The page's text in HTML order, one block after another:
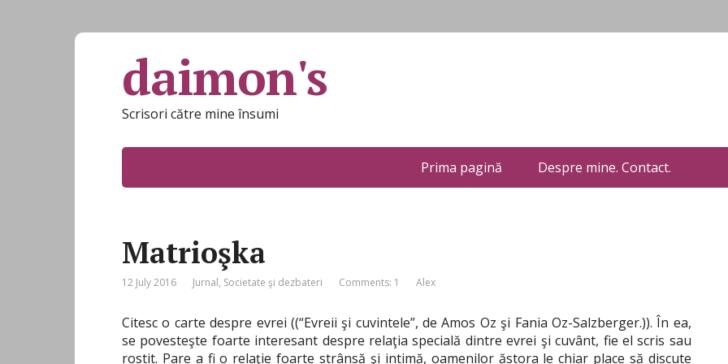
daimon's
Scrisori către mine însumi
Prima pagină Despre mine. Contact.
Matrioşka
12 July 2016 Jurnal, Societate şi dezbateri Comments: 1 Alex
Citesc o carte despre evrei ((“Evreii şi cuvintele”, de Amos Oz şi Fania Oz-Salzberger.)). În ea,
se povesteşte foarte interesant despre relaţia specială dintre evrei şi cuvânt, fie el scris sau
rostit. Pare a fi o relaţie foarte strânsă şi intimă, oamenilor ăstora le chiar place să discute